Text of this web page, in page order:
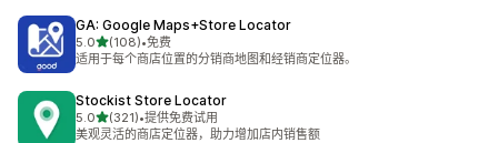
GA: Google Maps+Store Locator
5.0星（满分 5 星）
(108)
总共 108 条评论
•免费
适用于每个商店位置的分销商地图和经销商定位器。
Stockist Store Locator
5.0星（满分 5 星）
(321)
总共 321 条评论
•提供免费试用
美观灵活的商店定位器，助力增加店内销售额